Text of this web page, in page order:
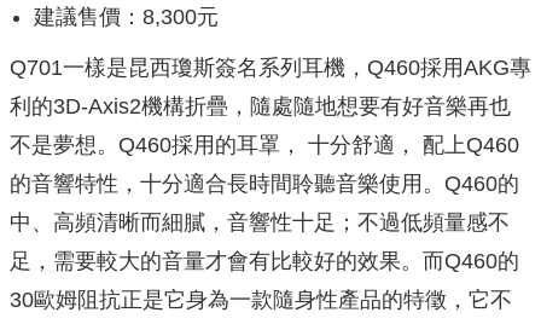
建議售價：8,300元
Q701一樣是昆西瓊斯簽名系列耳機，Q460採用AKG專
利的3D-Axis2機構折疊，隨處隨地想要有好音樂再也
不是夢想。Q460採用的耳罩， 十分舒適， 配上Q460
的音響特性，十分適合長時間聆聽音樂使用。Q460的
中、高頻清晰而細膩，音響性十足；不過低頻量感不
足，需要較大的音量才會有比較好的效果。而Q460的
30歐姆阻抗正是它身為一款隨身性產品的特徵，它不